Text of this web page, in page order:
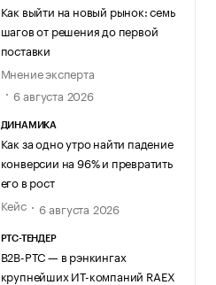
Как выйти на новый рынок: семь
шагов от решения до первой
поставки
Мнение эксперта
6 августа 2026
ДИНАМИКА
Как за одно утро найти падение
конверсии на 96% и превратить
его в рост
Кейс
6 августа 2026
РТС-ТЕНДЕР
В2В-РТС — в рэнкингах
крупнейших ИТ-компаний RAEX